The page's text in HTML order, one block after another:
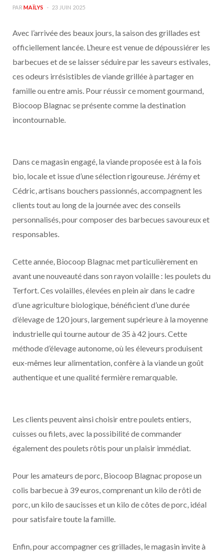
PAR MAÏLYS 23 JUIN 2025
Avec l’arrivée des beaux jours, la saison des grillades est
officiellement lancée. L’heure est venue de dépoussiérer les
barbecues et de se laisser séduire par les saveurs estivales,
ces odeurs irrésistibles de viande grillée à partager en
famille ou entre amis. Pour réussir ce moment gourmand,
Biocoop Blagnac se présente comme la destination
incontournable.
Dans ce magasin engagé, la viande proposée est à la fois
bio, locale et issue d’une sélection rigoureuse. Jérémy et
Cédric, artisans bouchers passionnés, accompagnent les
clients tout au long de la journée avec des conseils
personnalisés, pour composer des barbecues savoureux et
responsables.
Cette année, Biocoop Blagnac met particulièrement en
avant une nouveauté dans son rayon volaille : les poulets du
Terfort. Ces volailles, élevées en plein air dans le cadre
d’une agriculture biologique, bénéficient d’une durée
d’élevage de 120 jours, largement supérieure à la moyenne
industrielle qui tourne autour de 35 à 42 jours. Cette
méthode d’élevage autonome, où les éleveurs produisent
eux-mêmes leur alimentation, confère à la viande un goût
authentique et une qualité fermière remarquable.
Les clients peuvent ainsi choisir entre poulets entiers,
cuisses ou filets, avec la possibilité de commander
également des poulets rôtis pour un plaisir immédiat.
Pour les amateurs de porc, Biocoop Blagnac propose un
colis barbecue à 39 euros, comprenant un kilo de rôti de
porc, un kilo de saucisses et un kilo de côtes de porc, idéal
pour satisfaire toute la famille.
Enfin, pour accompagner ces grillades, le magasin invite à